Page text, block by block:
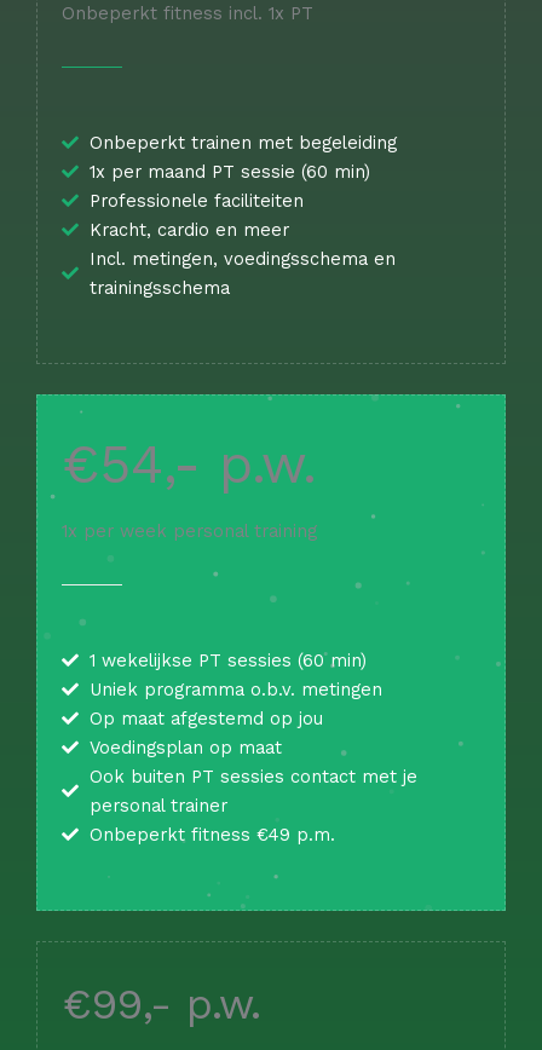
Onbeperkt fitness incl. 1x PT
Onbeperkt trainen met begeleiding
1x per maand PT sessie (60 min)
Professionele faciliteiten
Kracht, cardio en meer
Incl. metingen, voedingsschema en
trainingsschema
€54,- p.w.
1x per week personal training
1 wekelijkse PT sessies (60 min)
Uniek programma o.b.v. metingen
Op maat afgestemd op jou
Voedingsplan op maat
Ook buiten PT sessies contact met je
personal trainer
Onbeperkt fitness €49 p.m.
€99,- p.w.